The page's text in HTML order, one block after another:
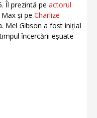
Îl prezintă pe actorul
și pe Charlize
Mel Gibson a fost inițial
încercării eșuate